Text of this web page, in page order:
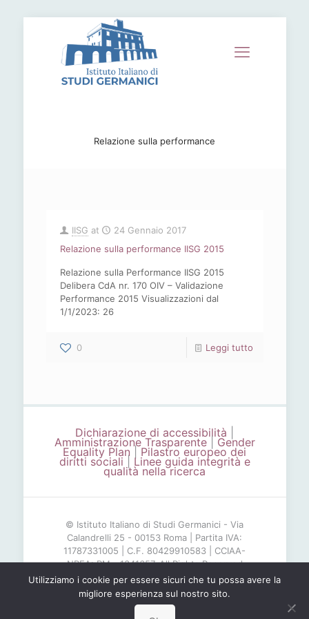
Relazione sulla performance
IISG at
24 Gennaio 2017
Relazione sulla performance IISG 2015
Relazione sulla Performance IISG 2015
Delibera CdA nr. 170 OIV – Validazione
Performance 2015 Visualizzazioni dal
1/1/2023: 26
0 Leggi tutto-
performance
Dichiarazione di accessibilità
Amministrazione Trasparente| Gender
Equality Plan Pilastro europeo dei
diritti sociali Linee guida integrità e
qualità nella ricerca
© Istituto Italiano di Studi Germanici - Via
Calandrelli 25 - 00153 Roma | Partita IVA:
11787331005 | C.F. 80429910583 | CCIAA-
NREA: RM - 1341657. All Rights Reserved
Utilizziamo i cookie per essere sicuri che tu possa avere la
migliore esperienza sul nostro sito.